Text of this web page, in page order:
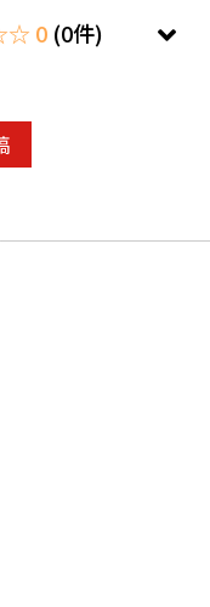
0 (0件)